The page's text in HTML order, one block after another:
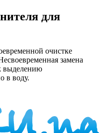
для
очистке
замена
выделению
в воду.